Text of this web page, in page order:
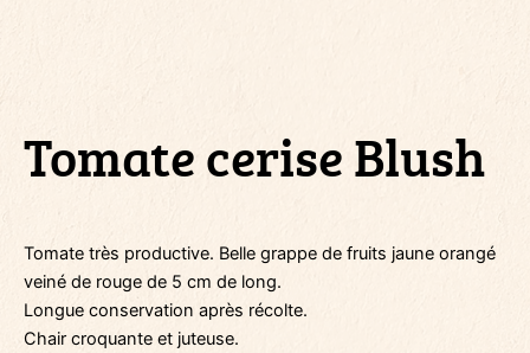
Tomate cerise Blush
Tomate très productive. Belle grappe de fruits jaune orangé
veiné de rouge de 5 cm de long.
Longue conservation après récolte.
Chair croquante et juteuse.